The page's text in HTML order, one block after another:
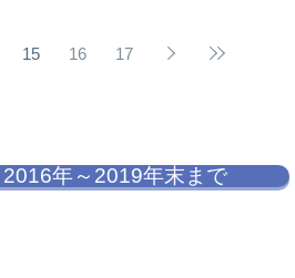
15 16 17
年～2019年末まで